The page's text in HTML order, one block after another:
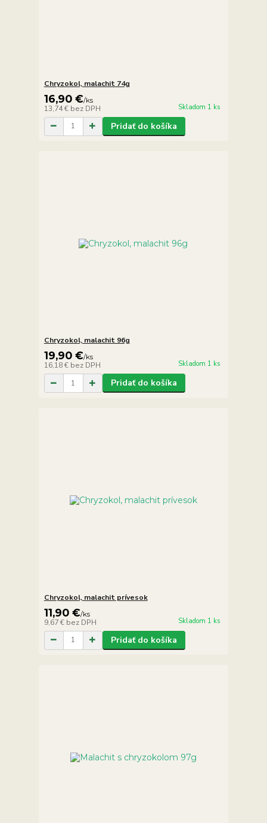
Chryzokol, malachit 74g
16,90 €/ks
13,74 € bez DPH Skladom 1 ks
Pridať do košíka
Chryzokol, malachit 96g
19,90 €/ks
16,18 € bez DPH Skladom 1 ks
Pridať do košíka
Chryzokol, malachit prívesok
11,90 €/ks
9,67 € bez DPH Skladom 1 ks
Pridať do košíka